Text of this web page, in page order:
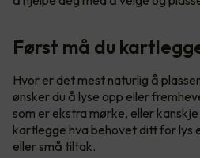
Først må du
Hvor er det mest naturlig å
ønsker du å lyse opp eller
som er ekstra mørke, eller
kartlegge hva behovet ditt for lys
eller små tiltak.